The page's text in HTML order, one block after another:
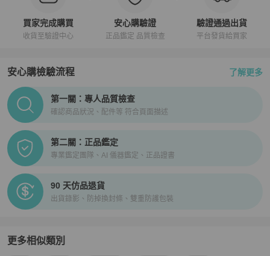
買家完成購買
收貨至驗證中心
安心購驗證
正品鑑定 品質檢查
驗證通過出貨
平台發貨給買家
安心購檢驗流程 了解更多
PopChill拍拍圈正品驗證、安心購檢驗流程介紹
第一關：專人品質檢查
確認商品狀況、配件等 符合頁面描述
第二關：正品鑑定
專業鑑定團隊、AI 儀器鑑定、正品證書
90 天仿品退貨
出貨錄影、防掉換封條、雙重防護包裝
更多相似類別